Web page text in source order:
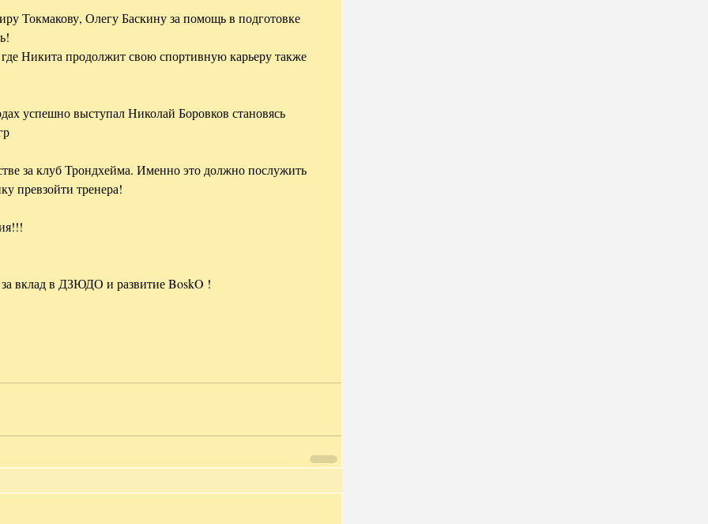
Токмакову, Олегу Баскину за помощь в подготовке
Никита продолжит свою спортивную карьеру также
успешно выступал Николай Боровков становясь
за клуб Трондхейма. Именно это должно послужить
превзойти тренера!
вклад в ДЗЮДО и развитие BoskO !